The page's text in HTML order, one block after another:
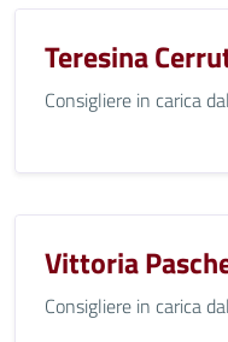
Teresina
Consigliere in carica
Vittoria
Consigliere in carica